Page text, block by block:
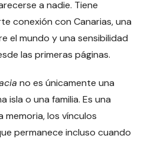
a nadie. Tiene
conexión con Canarias, una
el mundo y una sensibilidad
las primeras páginas.
no es únicamente una
isla o una familia. Es una
los vínculos
permanece incluso cuando